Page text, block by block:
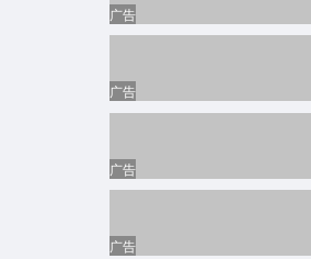
广告
广告
广告
广告